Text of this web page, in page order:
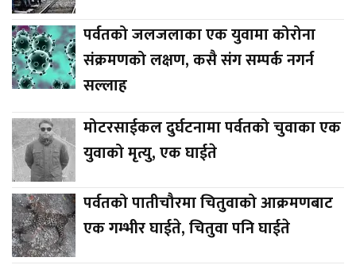
पर्वतको जलजलाका एक युवामा कोरोना
संक्रमणको लक्षण, कसै संग सम्पर्क नगर्न
सल्लाह
मोटरसाईकल दुर्घटनामा पर्वतको चुवाका एक
युवाको मृत्यु, एक घाईते
पर्वतको पातीचौरमा चितुवाको आक्रमणबाट
एक गम्भीर घाईते, चितुवा पनि घाईते